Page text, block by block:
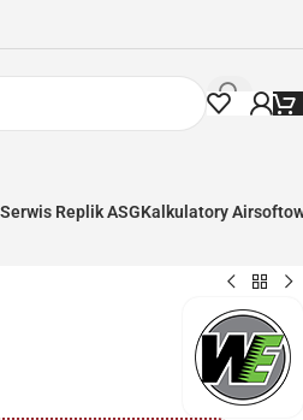
Serwis Replik ASGKalkulatory